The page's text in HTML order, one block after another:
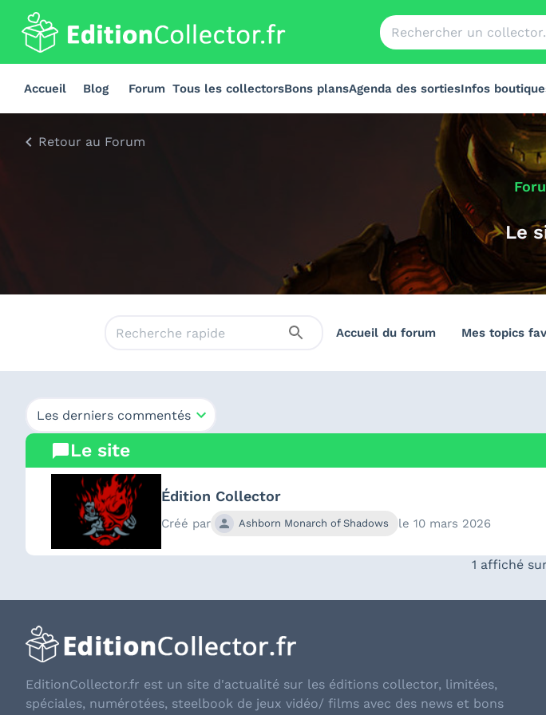
Accueil Blog Forum Tous les collectorsBons plansAgenda des sortiesInfos
Retour au Forum
Le
Accueil du forum Mes topics
Les derniers commentés
Le site
Édition Collector
Créé par Ashborn Monarch of Shadows le 10 mars 2026
1 affiché
EditionCollector.fr est un site d'actualité sur les éditions collector, limitées,
spéciales, numérotées, steelbook de jeux vidéo/ films avec des news et bons